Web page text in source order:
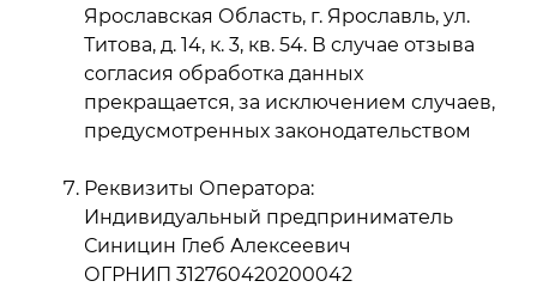
Ярославская Область, г. Ярославль, ул.
Титова, д. 14, к. 3, кв. 54. В случае отзыва
согласия обработка данных
прекращается, за исключением случаев,
предусмотренных законодательством
Реквизиты Оператора:
Индивидуальный предприниматель
Синицин Глеб Алексеевич
ОГРНИП 312760420200042